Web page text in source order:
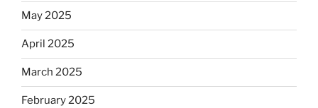
May 2025
April 2025
March 2025
February 2025